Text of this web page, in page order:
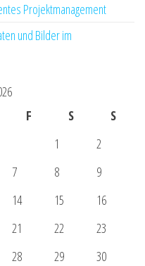
Projektmanagement
und Bilder im
F S
S
1
2
7 8
9
14 15
16
21 22
23
28 29
30